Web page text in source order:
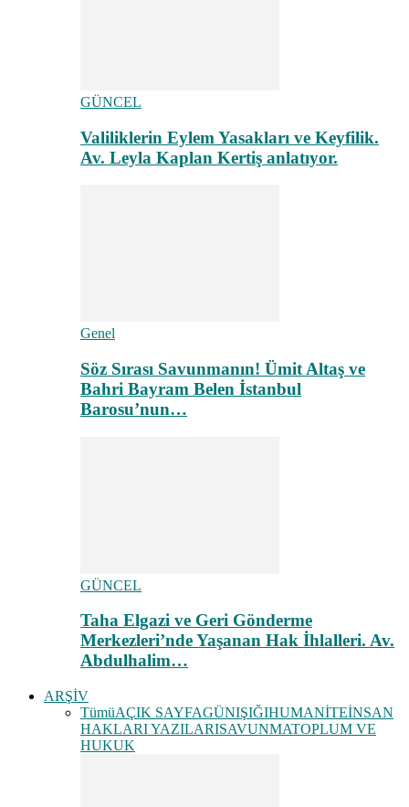
GÜNCEL
Valiliklerin Eylem Yasakları ve Keyfilik.
Av. Leyla Kaplan Kertiş anlatıyor.
Genel
Söz Sırası Savunmanın! Ümit Altaş ve
Bahri Bayram Belen İstanbul
Barosu’nun…
GÜNCEL
Taha Elgazi ve Geri Gönderme
Merkezleri’nde Yaşanan Hak İhlalleri. Av.
Abdulhalim…
ARŞİV
TümüAÇIK SAYFAGÜNIŞIĞIHUMANİTEİNSAN
HAKLARI YAZILARISAVUNMATOPLUM VE
HUKUK